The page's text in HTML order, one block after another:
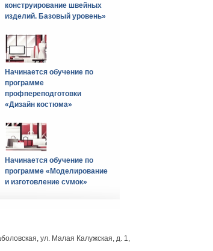
конструирование швейных
изделий. Базовый уровень»
Начинается обучение по
программе
профпереподготовки
«Дизайн костюма»
Начинается обучение по
программе «Моделирование
и изготовление сумок»
ул. Малая Калужская, д. 1,